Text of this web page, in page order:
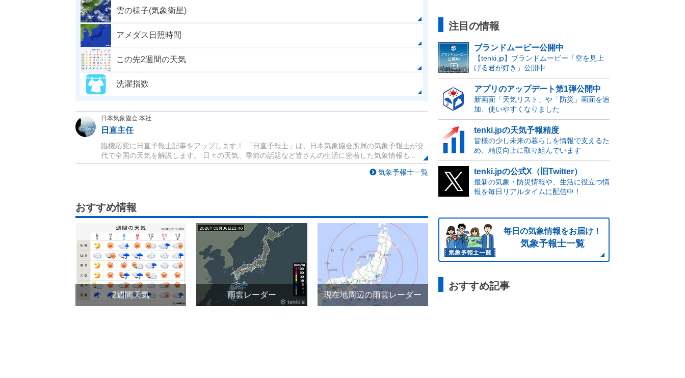
雲の様子(気象衛星)
アメダス日照時間
この先2週間の天気
洗濯指数
日本気象協会 本社
日直主任
臨機応変に日直予報士記事をアップします！ 「日直予報士」は、日本気象協会所属の気象予報士が交
代で全国の天気を解説します。 日々の天気、季節の話題など皆さんの生活に密着した気象情報も...
気象予報士一覧
おすすめ情報
2週間天気 雨雲レーダー 現在地周辺の雨雲レーダー
注目の情報
ブランドムービー公開中
【tenki.jp】ブランドムービー「空を見上
げる君が好き」公開中
アプリのアップデート第1弾公開中
新画面「天気リスト」や「防災」画面を追
加、使いやすくなりました
tenki.jpの天気予報精度
皆様の少し未来の暮らしを情報で支えるた
め、精度向上に取り組んでいます
tenki.jpの公式X（旧Twitter）
最新の気象・防災情報や、生活に役立つ情
報を毎日リアルタイムに配信中！
毎日の気象情報をお届け！
気象予報士一覧
おすすめ記事